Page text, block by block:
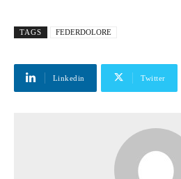
TAGS FEDERDOLORE
Linkedin Twitter